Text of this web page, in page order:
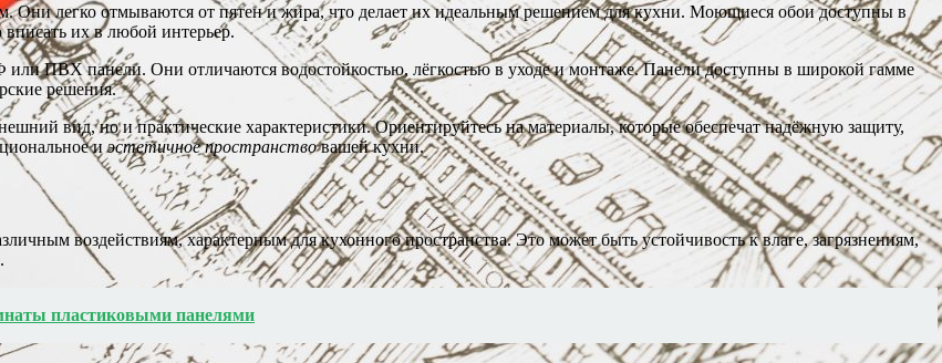
Они легко отмываются от пятен и жира, что делает их идеальным решением для кухни. Моющиеся обои доступны в
их в любой интерьер.
ПВХ панели. Они отличаются водостойкостью, лёгкостью в уходе и монтаже. Панели доступны в широкой гамме
решения.
вид, но и практические характеристики. Ориентируйтесь на материалы, которые обеспечат надёжную защиту,
иэстетичное пространствовашей кухни.
воздействиям, характерным для кухонного пространства. Это может быть устойчивость к влаге, загрязнениям,
пластиковыми панелями